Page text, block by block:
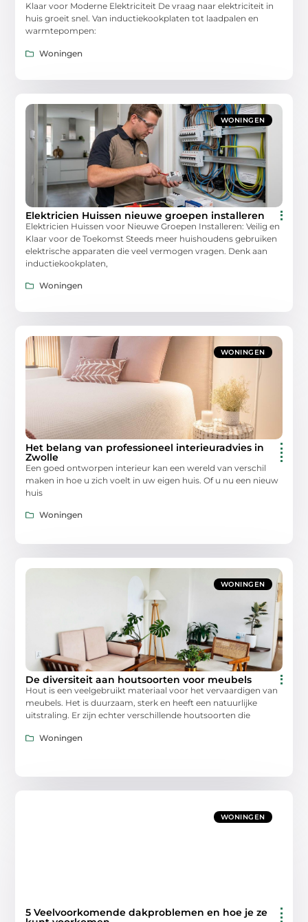
Klaar voor Moderne Elektriciteit De vraag naar elektriciteit in
huis groeit snel. Van inductiekookplaten tot laadpalen en
warmtepompen:
Woningen
WONINGEN
Elektricien Huissen nieuwe groepen installeren
Elektricien Huissen voor Nieuwe Groepen Installeren: Veilig en
Klaar voor de Toekomst Steeds meer huishoudens gebruiken
elektrische apparaten die veel vermogen vragen. Denk aan
inductiekookplaten,
Woningen
WONINGEN
Het belang van professioneel interieuradvies in
Zwolle
Een goed ontworpen interieur kan een wereld van verschil
maken in hoe u zich voelt in uw eigen huis. Of u nu een nieuw
huis
Woningen
WONINGEN
De diversiteit aan houtsoorten voor meubels
Hout is een veelgebruikt materiaal voor het vervaardigen van
meubels. Het is duurzaam, sterk en heeft een natuurlijke
uitstraling. Er zijn echter verschillende houtsoorten die
Woningen
WONINGEN
5 Veelvoorkomende dakproblemen en hoe je ze